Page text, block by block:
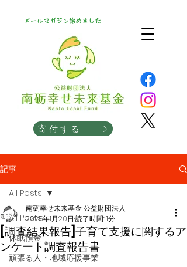
寄付する
メールマガジン始めました
記事
All Posts
休眠預金
頑張る人・地域応援事業
All Posts
[調査結果報告]子育て支援に関するア
ンケート調査報告書
南砺幸せ未来基金 公益財団法人
2025年1月20日 読了時間: 1分